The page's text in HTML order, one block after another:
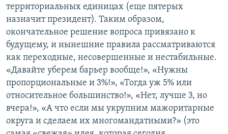
территориальных единицах (еще пятерых
назначит президент). Таким образом,
окончательное решение вопроса привязано к
будущему, и нынешние правила рассматриваются
как переходные, несовершенные и нестабильные.
«Давайте уберем барьер вообще!», «Нужны
пропорциональные и 3%!», «Тогда уж 5% или
относительное большинство!», «Нет, лучше 3, но
вчера!», «А что если мы укрупним мажоритарные
округа и сделаем их многомандатными?» (это